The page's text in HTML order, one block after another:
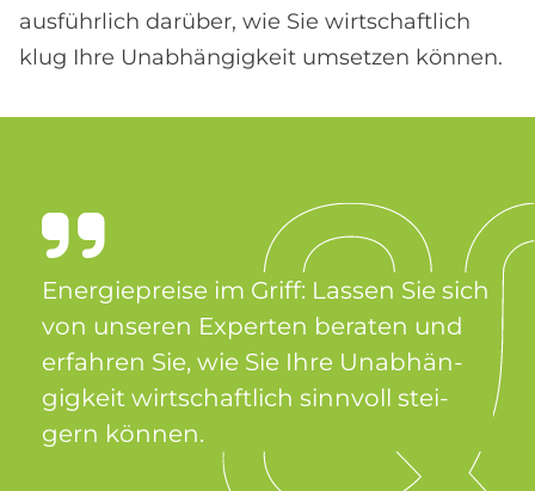
ausführlich darüber, wie Sie wirtschaftlich
klug Ihre Unabhängigkeit umsetzen können.
En­er­gie­prei­se im Griff: Las­sen Sie sich
von un­se­ren Ex­per­ten be­ra­ten und
er­fah­ren Sie, wie Sie Ihre Un­ab­hän­
gig­keit wirt­schaft­lich sinn­voll stei­
gern kön­nen.